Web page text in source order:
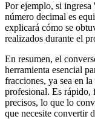
Por ejemplo, si ingresa
número decimal es
explicará cómo se
realizados durante el
En resumen, el
herramienta esencial
fracciones, ya sea en
profesional. Es rápido,
precisos, lo que lo
que necesite convertir